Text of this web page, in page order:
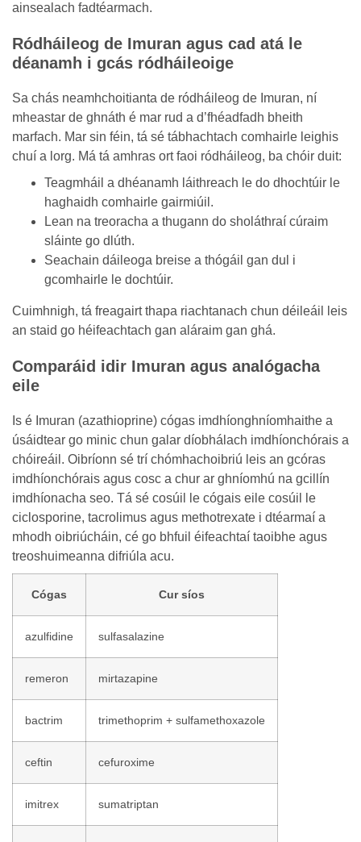
ainsealach fadtéarmach.
Ródháileog de Imuran agus cad atá le
déanamh i gcás ródháileoige
Sa chás neamhchoitianta de ródháileog de Imuran, ní
mheastar de ghnáth é mar rud a d’fhéadfadh bheith
marfach. Mar sin féin, tá sé tábhachtach comhairle leighis
chuí a lorg. Má tá amhras ort faoi ródháileog, ba chóir duit:
Teagmháil a dhéanamh láithreach le do dhochtúir le
haghaidh comhairle gairmiúil.
Lean na treoracha a thugann do sholáthraí cúraim
sláinte go dlúth.
Seachain dáileoga breise a thógáil gan dul i
gcomhairle le dochtúir.
Cuimhnigh, tá freagairt thapa riachtanach chun déileáil leis
an staid go héifeachtach gan aláraim gan ghá.
Comparáid idir Imuran agus analógacha
eile
Is é Imuran (azathioprine) cógas imdhíonghníomhaithe a
úsáidtear go minic chun galar díobhálach imdhíonchórais a
chóireáil. Oibríonn sé trí chómhachoibriú leis an gcóras
imdhíonchórais agus cosc a chur ar ghníomhú na gcillín
imdhíonacha seo. Tá sé cosúil le cógais eile cosúil le
ciclosporine, tacrolimus agus methotrexate i dtéarmaí a
mhodh oibriúcháin, cé go bhfuil éifeachtaí taoibhe agus
treoshuimeanna difriúla acu.
Cógas Cur síos
azulfidine sulfasalazine
remeron mirtazapine
bactrim trimethoprim + sulfamethoxazole
ceftin cefuroxime
imitrex sumatriptan